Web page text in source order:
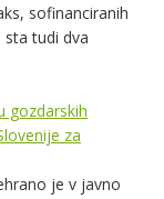
sofinanciranih
tudi dva
gozdarskih
za
je v javno